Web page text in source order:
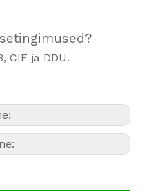
CIF ja DDU.